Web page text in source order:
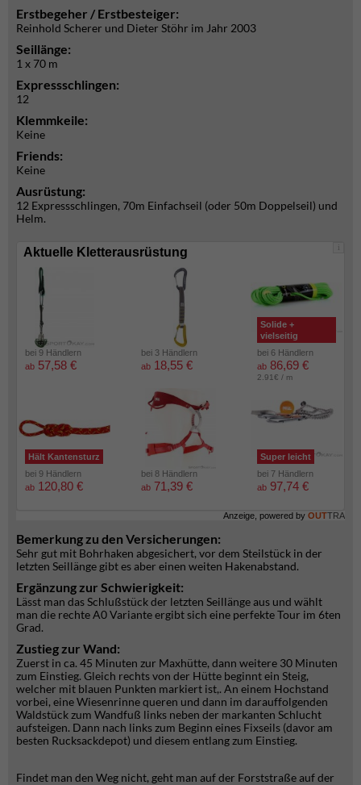
Erstbegeher / Erstbesteiger:
Reinhold Scherer und Dieter Stöhr im Jahr 2003
Seillänge:
1 x 70 m
Expressschlingen:
12
Klemmkeile:
Keine
Friends:
Keine
Ausrüstung:
12 Expressschlingen, 70m Einfachseil (oder 50m Doppelseil) und
Helm.
i
Aktuelle Kletterausrüstung
bei 9 Händlern
ab 57,58 €
bei 3 Händlern
ab 18,55 €
Solide +
vielseitig
bei 6 Händlern
ab 86,69 €
2.91€ / m
Hält Kantensturz
bei 9 Händlern
ab 120,80 €
bei 8 Händlern
ab 71,39 €
Super leicht
bei 7 Händlern
ab 97,74 €
Anzeige, powered by OUTTRA
Bemerkung zu den Versicherungen:
Sehr gut mit Bohrhaken abgesichert, vor dem Steilstück in der
letzten Seillänge gibt es aber einen weiten Hakenabstand.
Ergänzung zur Schwierigkeit:
Lässt man das Schlußstück der letzten Seillänge aus und wählt
man die rechte A0 Variante ergibt sich eine perfekte Tour im 6ten
Grad.
Zustieg zur Wand:
Zuerst in ca. 45 Minuten zur Maxhütte, dann weitere 30 Minuten
zum Einstieg. Gleich rechts von der Hütte beginnt ein Steig,
welcher mit blauen Punkten markiert ist,. An einem Hochstand
vorbei, eine Wiesenrinne queren und dann im darauffolgenden
Waldstück zum Wandfuß links neben der markanten Schlucht
aufsteigen. Dann nach links zum Beginn eines Fixseils (davor am
besten Rucksackdepot) und diesem entlang zum Einstieg.
Findet man den Weg nicht, geht man auf der Forststraße auf der